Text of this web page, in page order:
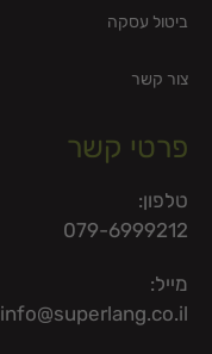
ביטול עסקה
צור קשר
פרטי קשר
טלפון:
079-6999212
מייל:
info@superlang.co.il